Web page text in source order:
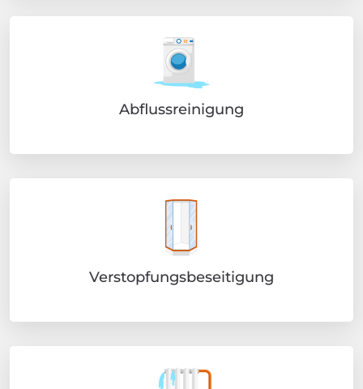
Abflussreinigung
Verstopfungsbeseitigung